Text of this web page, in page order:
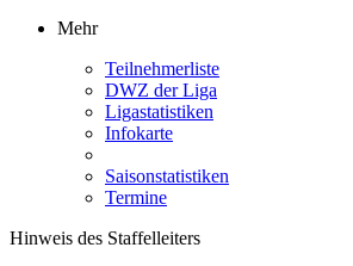
Mehr
Teilnehmerliste
DWZ der Liga
Ligastatistiken
Infokarte
Saisonstatistiken
Termine
Hinweis des Staffelleiters